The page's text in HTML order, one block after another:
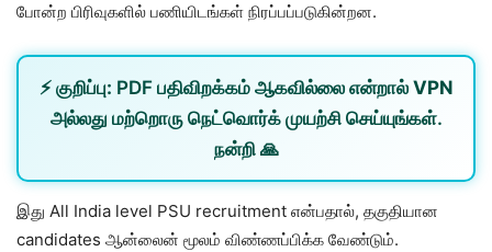
போன்ற பிரிவுகளில் பணியிடங்கள் நிரப்பப்படுகின்றன.
⚡ குறிப்பு: PDF பதிவிறக்கம் ஆகவில்லை என்றால் VPN
அல்லது மற்றொரு நெட்வொர்க்முயற்சி செய்யுங்கள்.
நன்றி 🙏
இது All India level PSU recruitment என்பதால், தகுதியான
candidates ஆன்லைன் மூலம் விண்ணப்பிக்க வேண்டும்.